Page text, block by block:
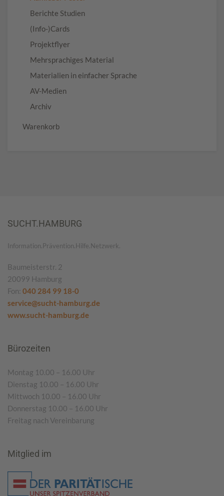
Berichte Studien
(Info-)Cards
Projektflyer
Mehrsprachiges Material
Materialien in einfacher Sprache
AV-Medien
Archiv
Warenkorb
SUCHT.HAMBURG
Information.Prävention.Hilfe.Netzwerk.
Baumeisterstr. 2
20099 Hamburg
Fon: 040 284 99 18-0
service@sucht-hamburg.de
www.sucht-hamburg.de
Bürozeiten
Montag 10.00 – 16.00 Uhr
Dienstag 10.00 – 16.00 Uhr
Mittwoch 10.00 – 16.00 Uhr
Donnerstag 10.00 – 16.00 Uhr
Freitag nach Vereinbarung
Mitglied im